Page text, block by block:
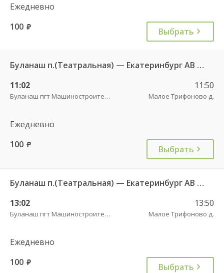
Ежедневно
100 руб. Выбрать
Буланаш п.(Театральная) — Екатеринбург АВ Северный 523
11:02
Буланаш пгт Машиностроителей
11:50
Малое Трифоново д.
Ежедневно
100 руб. Выбрать
Буланаш п.(Театральная) — Екатеринбург АВ Северный 523
13:02
Буланаш пгт Машиностроителей
13:50
Малое Трифоново д.
Ежедневно
100 руб. Выбрать